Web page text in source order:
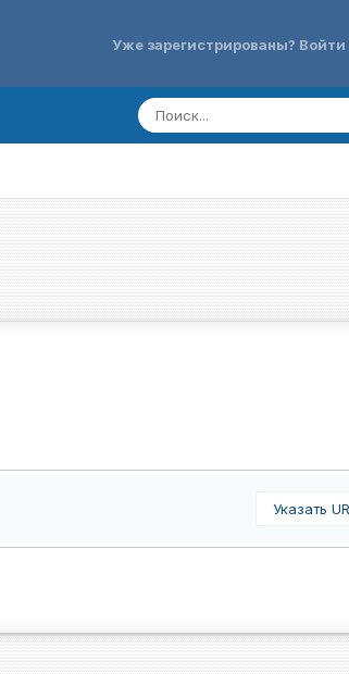
Уже зарегистрированы? Войти
Указать